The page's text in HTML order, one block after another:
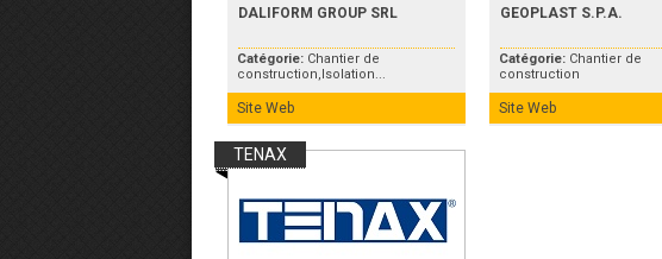
DALIFORM GROUP SRL
Catégorie: Chantier de
construction,Isolation...
Site Web
GEOPLAST S.P.A.
Catégorie: Chantier de
construction
Site Web
TENAX